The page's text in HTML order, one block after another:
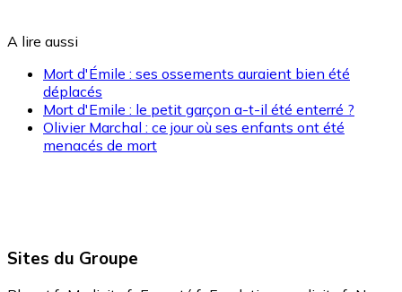
A lire aussi
Mort d'Émile : ses ossements auraient bien été
déplacés
Mort d'Emile : le petit garçon a-t-il été enterré ?
Olivier Marchal : ce jour où ses enfants ont été
menacés de mort
Sites du Groupe